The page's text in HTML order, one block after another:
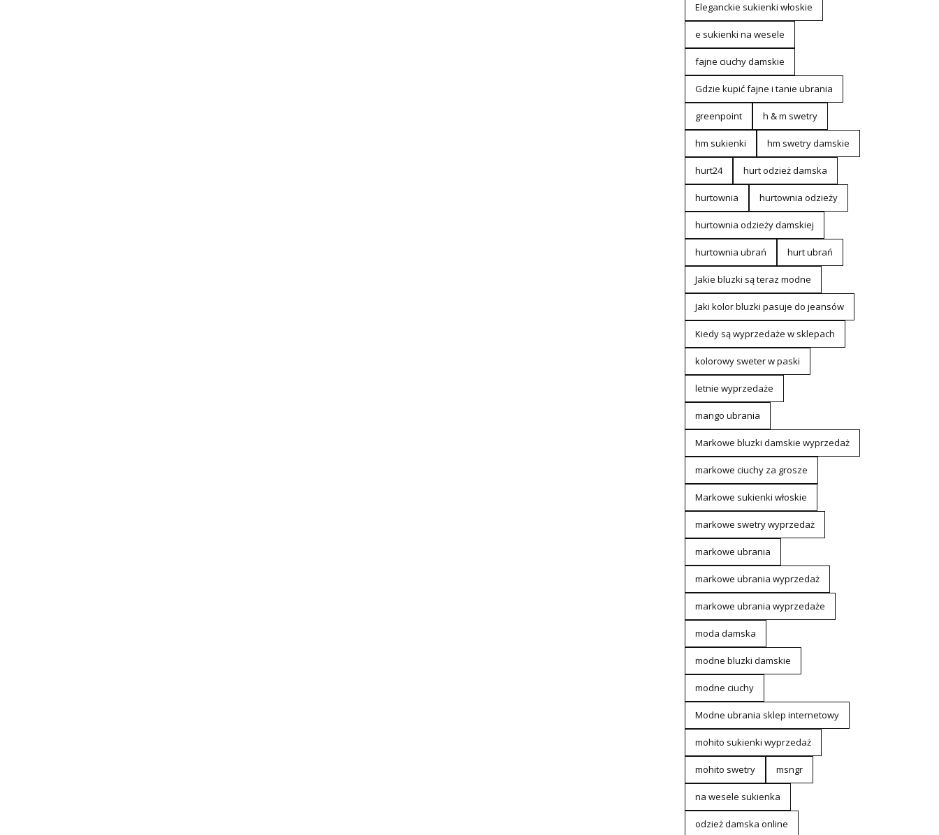
Eleganckie sukienki włoskie
e sukienki na wesele
fajne ciuchy damskie
Gdzie kupić fajne i tanie ubrania
greenpoint h & m swetry
hm sukienki hm swetry damskie
hurt24 hurt odzież damska
hurtownia hurtownia odzieży
hurtownia odzieży damskiej
hurtownia ubrań hurt ubrań
Jakie bluzki są teraz modne
Jaki kolor bluzki pasuje do jeansów
Kiedy są wyprzedaże w sklepach
kolorowy sweter w paski
letnie wyprzedaże
mango ubrania
Markowe bluzki damskie wyprzedaż
markowe ciuchy za grosze
Markowe sukienki włoskie
markowe swetry wyprzedaż
markowe ubrania
markowe ubrania wyprzedaż
markowe ubrania wyprzedaże
moda damska
modne bluzki damskie
modne ciuchy
Modne ubrania sklep internetowy
mohito sukienki wyprzedaż
mohito swetry msngr
na wesele sukienka
odzież damska online